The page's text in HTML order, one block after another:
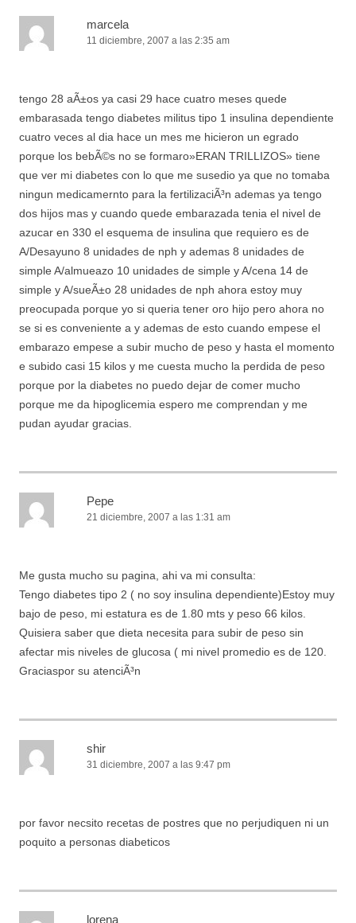
marcela
11 diciembre, 2007 a las 2:35 am
tengo 28 aÃ±os ya casi 29 hace cuatro meses quede
embarasada tengo diabetes militus tipo 1 insulina dependiente
cuatro veces al dia hace un mes me hicieron un egrado
porque los bebÃ©s no se formaro»ERAN TRILLIZOS» tiene
que ver mi diabetes con lo que me susedio ya que no tomaba
ningun medicamernto para la fertilizaciÃ³n ademas ya tengo
dos hijos mas y cuando quede embarazada tenia el nivel de
azucar en 330 el esquema de insulina que requiero es de
A/Desayuno 8 unidades de nph y ademas 8 unidades de
simple A/almueazo 10 unidades de simple y A/cena 14 de
simple y A/sueÃ±o 28 unidades de nph ahora estoy muy
preocupada porque yo si queria tener oro hijo pero ahora no
se si es conveniente a y ademas de esto cuando empese el
embarazo empese a subir mucho de peso y hasta el momento
e subido casi 15 kilos y me cuesta mucho la perdida de peso
porque por la diabetes no puedo dejar de comer mucho
porque me da hipoglicemia espero me comprendan y me
pudan ayudar gracias.
Pepe
21 diciembre, 2007 a las 1:31 am
Me gusta mucho su pagina, ahi va mi consulta:
Tengo diabetes tipo 2 ( no soy insulina dependiente)Estoy muy
bajo de peso, mi estatura es de 1.80 mts y peso 66 kilos.
Quisiera saber que dieta necesita para subir de peso sin
afectar mis niveles de glucosa ( mi nivel promedio es de 120.
Graciaspor su atenciÃ³n
shir
31 diciembre, 2007 a las 9:47 pm
por favor necsito recetas de postres que no perjudiquen ni un
poquito a personas diabeticos
lorena